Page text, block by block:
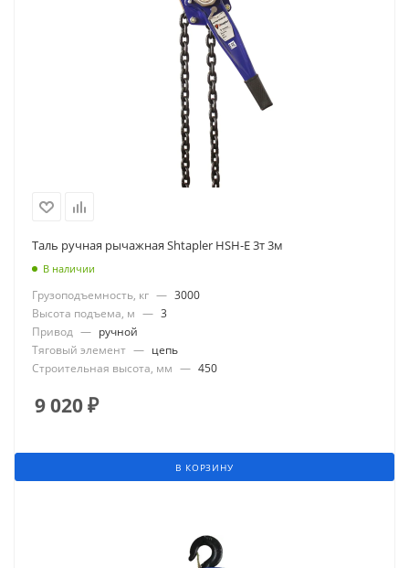
Таль ручная рычажная Shtapler HSH-E 3т 3м
В наличии
Грузоподъемность, кг — 3000
Высота подъема, м — 3
Привод — ручной
Тяговый элемент — цепь
Строительная высота, мм — 450
9 020₽
В КОРЗИНУ